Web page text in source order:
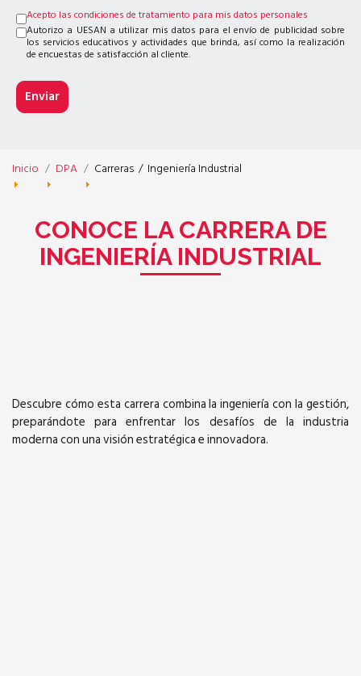
Acepto las condiciones de tratamiento para mis datos personales
Autorizo a UESAN a utilizar mis datos para el envío de publicidad sobre
los servicios educativos y actividades que brinda, así como la realización
de encuestas de satisfacción al cliente.
Inicio DPA Carreras / Ingeniería Industrial
CONOCE LA CARRERA DE
INGENIERÍA INDUSTRIAL
Descubre cómo esta carrera combina la ingeniería con la gestión,
preparándote para enfrentar los desafíos de la industria
moderna con una visión estratégica e innovadora.